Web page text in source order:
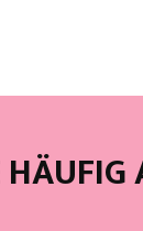
HÄUFIG